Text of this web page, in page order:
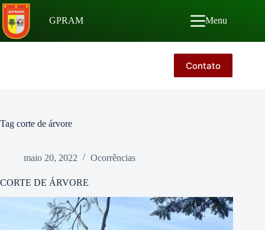
Pular
para
o
conteúdo
GPRAM Menu
Contato
Tag corte de árvore
maio 20, 2022 Ocorrências
CORTE DE ÁRVORE